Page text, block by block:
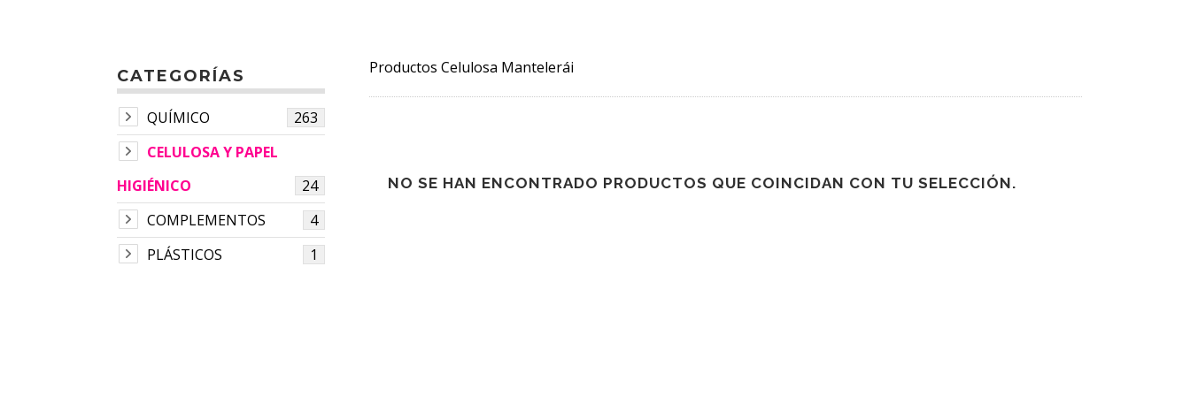
CATEGORÍAS
QUÍMICO
263
CELULOSA Y PAPEL
HIGIÉNICO
24
COMPLEMENTOS
4
PLÁSTICOS
1
Productos Celulosa Mantelerái
NO SE HAN ENCONTRADO PRODUCTOS QUE COINCIDAN CON TU SELECCIÓN.